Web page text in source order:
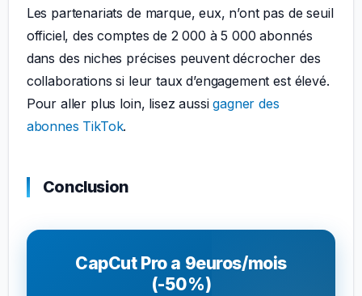
Les partenariats de marque, eux, n’ont pas de seuil
officiel, des comptes de 2 000 à 5 000 abonnés
dans des niches précises peuvent décrocher des
collaborations si leur taux d’engagement est élevé.
Pour aller plus loin, lisez aussigagner des
abonnes TikTok.
Conclusion
CapCut Pro a 9euros/mois
(-50%)